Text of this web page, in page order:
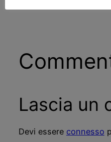
Lascia un
Devi essere connesso